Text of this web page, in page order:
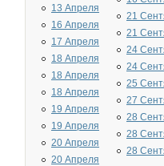
13 Апреля
16 Апреля
17 Апреля
18 Апреля
18 Апреля
18 Апреля
19 Апреля
19 Апреля
20 Апреля
20 Апреля
21
21
24
24
25
27
28
28
28